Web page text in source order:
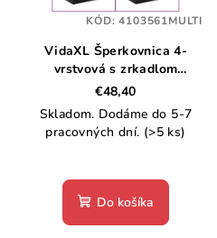
VidaXL Šperkovnica 4-
vrstvová s zrkadlom
uzamykateľné
22,5x17,5x16,5cm
€48,40
Skladom. Dodáme do 5-7
pracovných dní. (>5 ks)
Do košíka
KÓD:4103561MULTI